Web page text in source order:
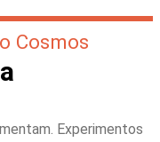
Cosmos
Experimentos